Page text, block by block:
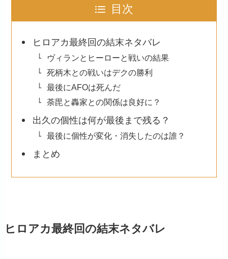
目次
ヒロアカ最終回の結末ネタバレ
ヴィランとヒーローと戦いの結果
死柄木との戦いはデクの勝利
最後にAFOは死んだ
荼毘と轟家との関係は良好に？
出久の個性は何が最後まで残る？
最後に個性が変化・消失したのは誰？
まとめ
ヒロアカ最終回の結末ネタバレ